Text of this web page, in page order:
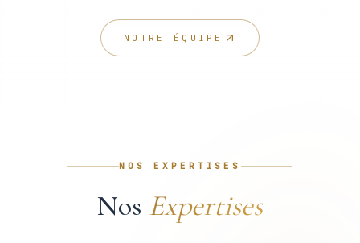
NOTRE ÉQUIPE
NOS EXPERTISES
Nos Expertises